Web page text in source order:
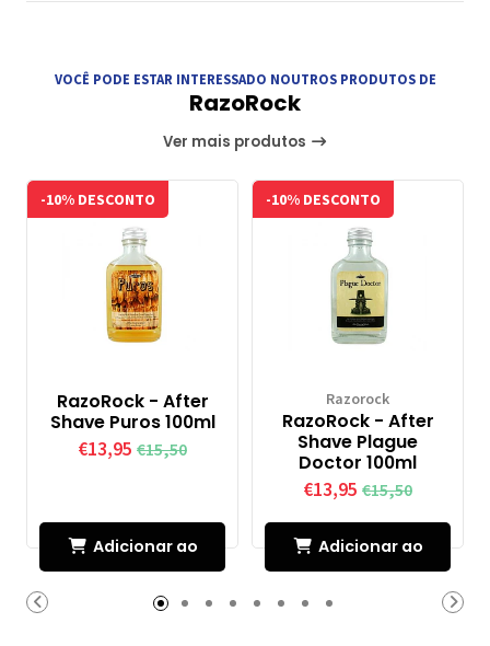
VOCÊ PODE ESTAR INTERESSADO NOUTROS PRODUTOS DE
RazoRock
Ver mais produtos
-10% DESCONTO
RazoRock - After
Shave Puros 100ml
€13,95 €15,50
Adicionar ao
Carrinho
-10% DESCONTO
Razorock
RazoRock - After
Shave Plague
Doctor 100ml
€13,95 €15,50
Adicionar ao
Carrinho